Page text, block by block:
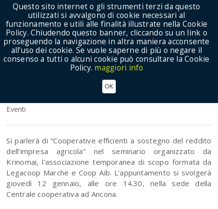
Show Menu
COOPERATIVE A CONFRONTO CON LA CRISI
Eventi
Si parlerà di “Cooperative efficienti a sostegno del reddito
dell’impresa agricola” nel seminario organizzato da
Krinomai, l’associazione temporanea di scopo formata da
Legacoop Marche e Coop Aib. L’appuntamento si svolgerà
giovedì 12 gennaio, alle ore 14.30, nella sede della
Centrale cooperativa ad Ancona.
Questo sito internet o gli strumenti terzi da questo
utilizzati si avvalgono di cookie necessari al
funzionamento e utili alle finalità illustrate nella Cookie
Policy. Chiudendo questo banner, cliccando su un link o
proseguendo la navigazione in altra maniera acconsente
all’uso dei cookie. Se vuole saperne di più o negare il
consenso a tutti o alcuni cookie può consultare la Cookie
Policy. maggiori info
OK